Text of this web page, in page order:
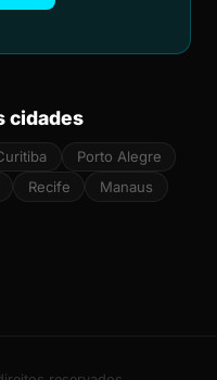
cidades
Porto Alegre
Recife
Manaus